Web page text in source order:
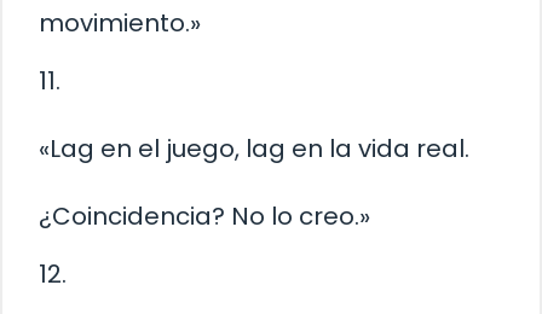
movimiento.»
11.
«Lag en el juego, lag en la vida real.
¿Coincidencia? No lo creo.»
12.